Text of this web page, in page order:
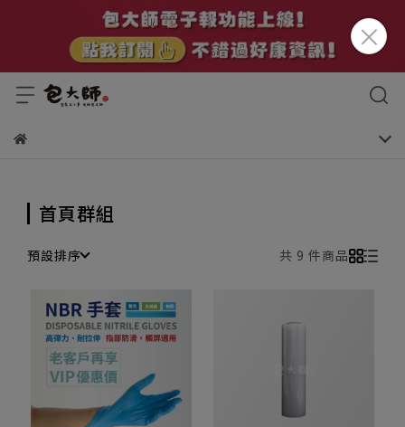
首頁群組
預設排序 共 9 件商品